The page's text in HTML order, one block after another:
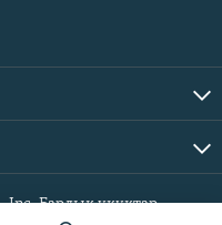
Inc. Бардык укуктар